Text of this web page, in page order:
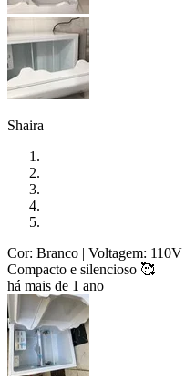
Shaira
Cor: Branco | Voltagem: 110V
Compacto e silencioso 🥰
há mais de 1 ano